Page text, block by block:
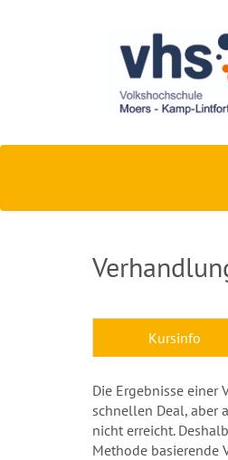
Kursinfo
Die Ergebnisse einer
schnellen Deal, aber
nicht erreicht.
Methode basierende